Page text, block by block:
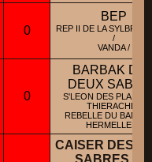
0
BEP
REP II DE LA
/
VANDA /
0
BARBAK
DEUX
S'LEON DES
THIERACHE /
REBELLE DU BANC
HERMELLES /
CAISER DES